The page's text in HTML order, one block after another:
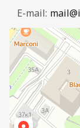
E-mail: